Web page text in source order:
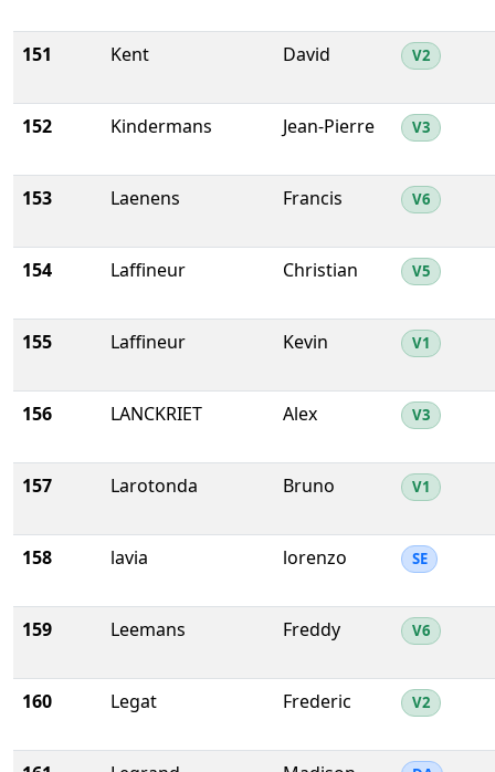
151 Kent David V2
152 Kindermans Jean-Pierre V3
153 Laenens Francis V6
154 Laffineur Christian V5
155 Laffineur Kevin V1
156 LANCKRIET Alex V3
157 Larotonda Bruno V1
158 lavia lorenzo SE
159 Leemans Freddy V6
160 Legat Frederic V2